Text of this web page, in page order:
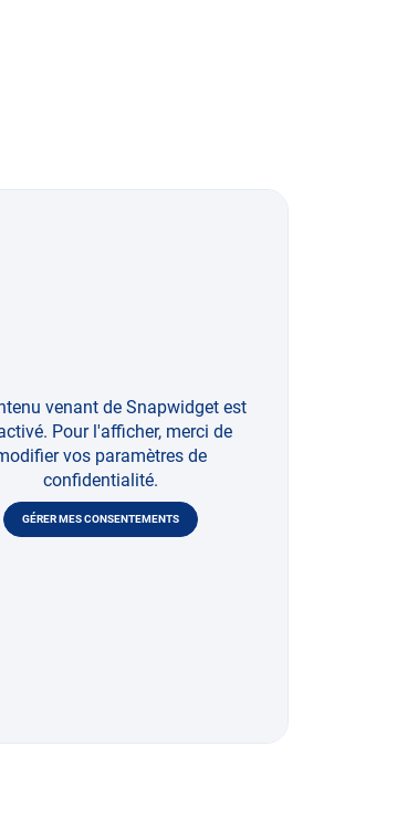
venant de Snapwidget est
Pour l'afficher, merci de
vos paramètres de
confidentialité.
GÉRER MES CONSENTEMENTS